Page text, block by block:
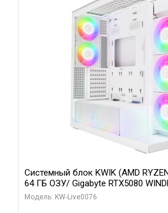
Системный блок KWIK (AMD
64 ГБ ОЗУ/ Gigabyte RTX5080
16GB GDDR7 256bit / 960 ГБ SSD)
Модель: KW-Live0076